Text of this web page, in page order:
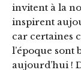
invitent à la
inspirent
car certaines
l’époque sont
aujourd’hui !